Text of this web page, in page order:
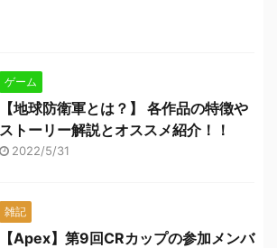
ゲーム
【地球防衛軍とは？】 各作品の特徴や
ストーリー解説とオススメ紹介！！
2022/5/31
雑記
【Apex】第9回CRカップの参加メンバ